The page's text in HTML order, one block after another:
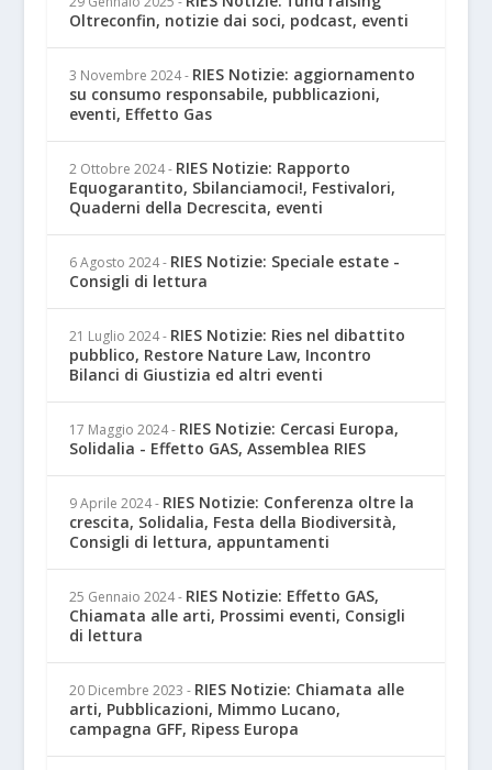
Oltreconfin, notizie dai soci, podcast, eventi
3 Novembre 2024 - RIES Notizie: aggiornamento
su consumo responsabile, pubblicazioni,
eventi, Effetto Gas
2 Ottobre 2024 - RIES Notizie: Rapporto
Equogarantito, Sbilanciamoci!, Festivalori,
Quaderni della Decrescita, eventi
6 Agosto 2024 - RIES Notizie: Speciale estate -
Consigli di lettura
21 Luglio 2024 - RIES Notizie: Ries nel dibattito
pubblico, Restore Nature Law, Incontro
Bilanci di Giustizia ed altri eventi
17 Maggio 2024 - RIES Notizie: Cercasi Europa,
Solidalia - Effetto GAS, Assemblea RIES
9 Aprile 2024 - RIES Notizie: Conferenza oltre la
crescita, Solidalia, Festa della Biodiversità,
Consigli di lettura, appuntamenti
25 Gennaio 2024 - RIES Notizie: Effetto GAS,
Chiamata alle arti, Prossimi eventi, Consigli
di lettura
20 Dicembre 2023 - RIES Notizie: Chiamata alle
arti, Pubblicazioni, Mimmo Lucano,
campagna GFF, Ripess Europa